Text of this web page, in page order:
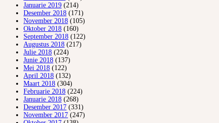
Januarie 2019 (214)
Desember 2018 (171)
November 2018 (105)
Oktober 2018 (160)
September 2018 (122)
Augustus 2018 (217)
Julie 2018 (224)
Junie 2018 (137)
Mei 2018 (122)
April 2018 (132)
Maart 2018 (304)
Februarie 2018 (224)
Januarie 2018 (268)
Desember 2017 (331)
November 2017 (247)